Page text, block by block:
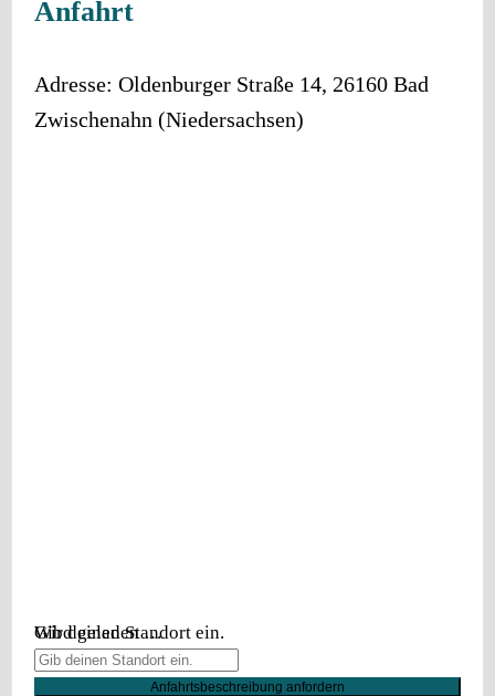
Anfahrt
Adresse: Oldenburger Straße 14, 26160 Bad
Zwischenahn (Niedersachsen)
Wird geladen …
Gib deinen Standort ein.
Anfahrtsbeschreibung anfordern